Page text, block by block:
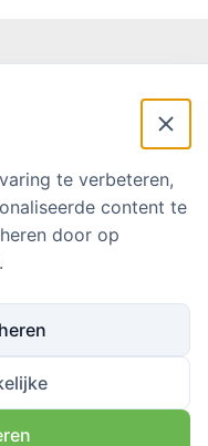
name van: Stichting Steun
te verbeteren,
content te
door op